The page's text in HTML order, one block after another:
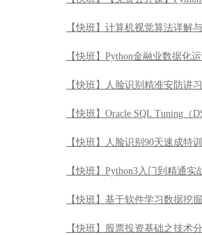
【快班】计算机视觉算法详解
【快班】Python金融业数据化
【快班】人脸识别精准安防讲
【快班】Oracle SQL Tuning（
【快班】人脸识别90天速成特
【快班】Python3入门到精通实
【快班】基于软件学习数据挖
【快班】股票投资基础之技术